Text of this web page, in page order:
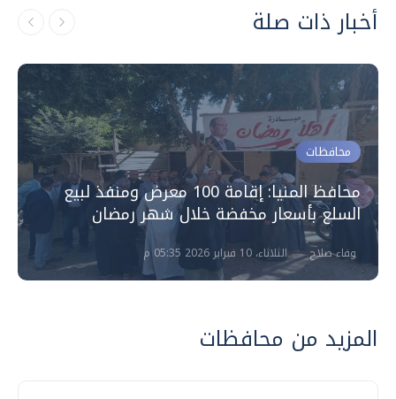
أخبار ذات صلة
محافظات
محافظ المنيا: إقامة 100 معرض ومنفذ لبيع
السلع بأسعار مخفضة خلال شهر رمضان
وفاء صلاح الثلاثاء، 10 فبراير 2026 05:35 م
المزيد من محافظات